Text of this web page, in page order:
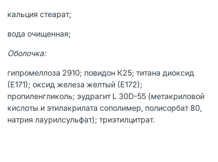
кальция стеарат;
вода очищенная;
Оболочка:
гипромеллоза 2910; повидон К25; титана диоксид
(Е171); оксид железа желтый (Е172);
пропиленгликоль; эудрагит L 30D-55 (метакриловой
кислоты и этилакрилата сополимер, полисорбат 80,
натрия лаурилсульфат); триэтилцитрат.